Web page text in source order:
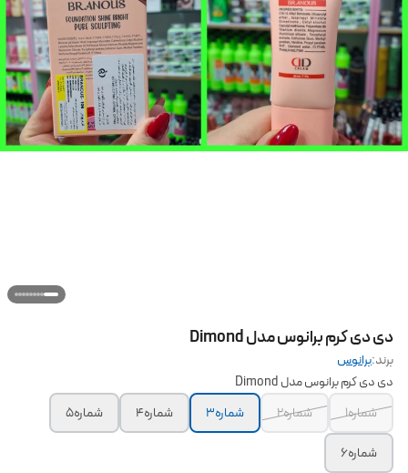
دی دی کرم برانوس مدل Dimond
برند:برانوس
دی دی کرم برانوس مدل Dimond
شماره۱
شماره۲ شماره۳ شماره۴
شماره۵
شماره۶